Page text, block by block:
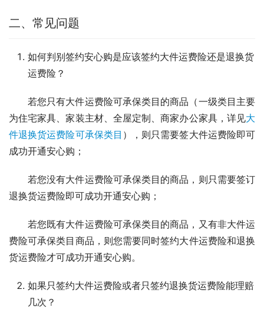
二、常见问题
如何判别签约安心购是应该签约大件运费险还是退换货
运费险？
若您只有大件运费险可承保类目的商品（一级类目主要
为住宅家具、家装主材、全屋定制、商家办公家具，详见大
件退换货运费险可承保类目 ），则只需要签大件运费险即可
成功开通安心购；
若您没有大件运费险可承保类目的商品，则只需要签订
退换货运费险即可成功开通安心购；
若您既有大件运费险可承保类目的商品，又有非大件运
费险可承保类目商品，则您需要同时签约大件运费险和退换
货运费险才可成功开通安心购。
如果只签约大件运费险或者只签约退换货运费险能理赔
几次？